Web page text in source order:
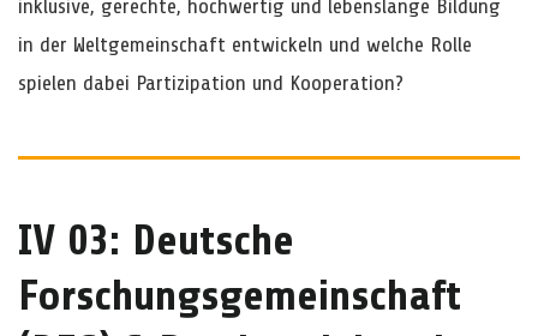
inklusive, gerechte, hochwertig und lebenslange Bildung
in der Weltgemeinschaft entwickeln und welche Rolle
spielen dabei Partizipation und Kooperation?
IV 03: Deutsche
Forschungsgemeinschaft